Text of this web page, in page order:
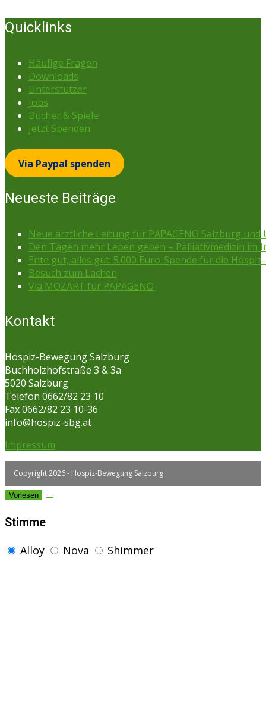
Quicklinks
Häufige Fragen
Downloads
Unterstützer
Jobs
Bücher & Spiele
Jetzt Spenden
Via Paypal spenden
Neueste Beiträge
Neue ärztliche Leitung für PAPAGENO Salzburg und
Den Tagen mehr Leben geben – Palliativmedizin im
Ente gut, alles gut: 5.000 Euro-Spende für die
Besuch zum Lachen
Via MOZART für PAPAGENO
Kontakt
Hospiz-Bewegung Salzburg
Buchholzhofstraße 3 & 3a
5020 Salzburg
Telefon 0662/82 23 10
Fax 0662/82 23 10-36
info@hospiz-sbg.at
Impressum
Copyright 2026 - Hospiz-Bewegung Salzburg
Vorlesen
Stimme
Alloy
Nova Shimmer